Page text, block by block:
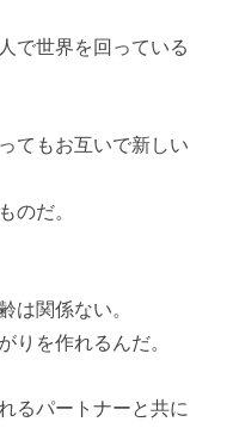
で世界を回っている
てもお互いで新しい
のだ。
は関係ない。
りを作れるんだ。
るパートナーと共に